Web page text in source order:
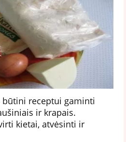
būtini receptui gaminti
ir krapais.
kietai, atvėsinti ir